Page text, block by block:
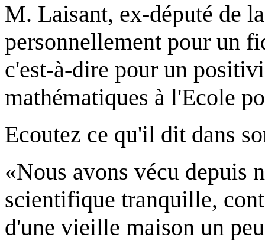
M. Laisant, ex-député de
personnellement pour un
c'est-à-dire pour un
mathématiques à l'Ecole
Ecoutez ce qu'il dit dans
«Nous avons vécu depuis
scientifique tranquille,
d'une vieille maison un